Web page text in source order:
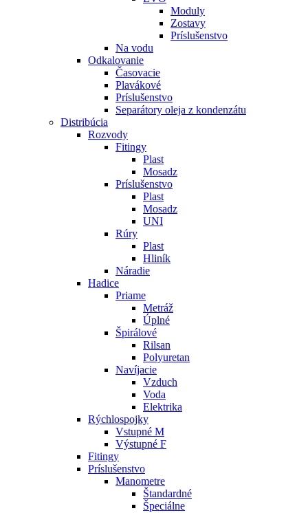
Moduly
Zostavy
Príslušenstvo
Na vodu
Odkalovanie
Časovacie
Plavákové
Príslušenstvo
Separátory oleja z kondenzátu
Distribúcia
Rozvody
Fitingy
Plast
Mosadz
Príslušenstvo
Plast
Mosadz
UNI
Rúry
Plast
Hliník
Náradie
Hadice
Priame
Metráž
Úplné
Špirálové
Rilsan
Polyuretan
Navíjacie
Vzduch
Voda
Elektrika
Rýchlospojky
Vstupné M
Výstupné F
Fitingy
Príslušenstvo
Manometre
Štandardné
Špeciálne